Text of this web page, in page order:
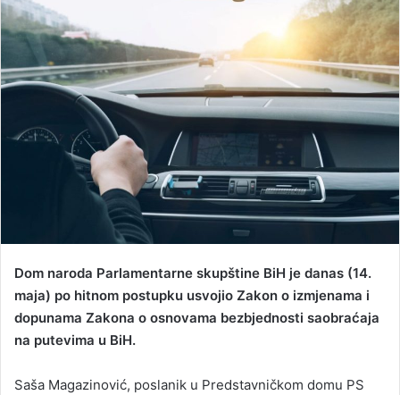
e
m
i
Dom naroda Parlamentarne skupštine BiH je danas (14.
maja) po hitnom postupku usvojio Zakon o izmjenama i
dopunama Zakona o osnovama bezbjednosti saobraćaja
na putevima u BiH.
Saša Magazinović, poslanik u Predstavničkom domu PS